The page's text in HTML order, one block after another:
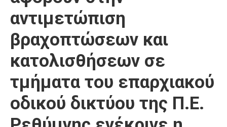
αντιμετώπιση
βραχοπτώσεων και
κατολισθήσεων σε
τμήματα του επαρχιακού
οδικού δικτύου της Π.Ε.